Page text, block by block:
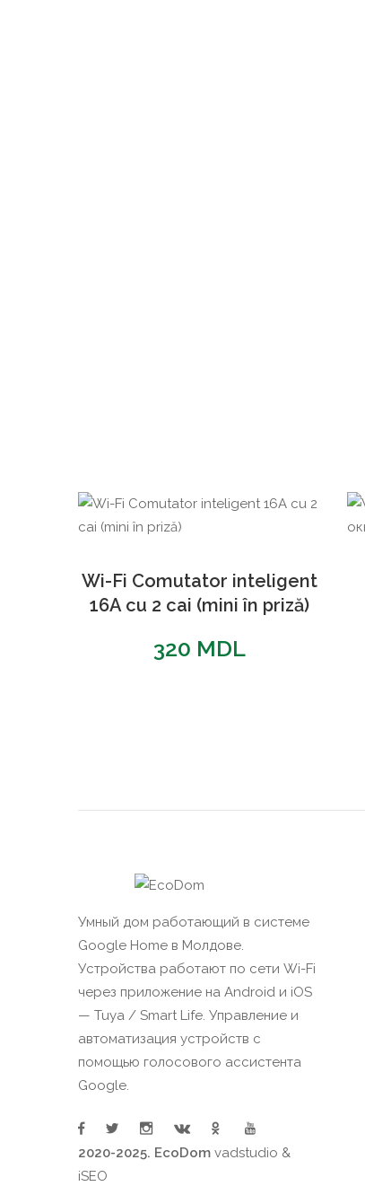
Wi-Fi Comutator inteligent
16A cu 2 cai (mini în priză)
320 MDL
Умный дом работающий в системе
Google Home в Молдове.
Устройства работают по сети Wi-Fi
через приложение на Android и iOS
— Tuya / Smart Life. Управление и
автоматизация устройств с
помощью голосового ассистента
Google.
2020-2025. EcoDom vadstudio &
iSEO